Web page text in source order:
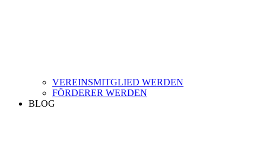
VEREINSMITGLIED WERDEN
FÖRDERER WERDEN
BLOG